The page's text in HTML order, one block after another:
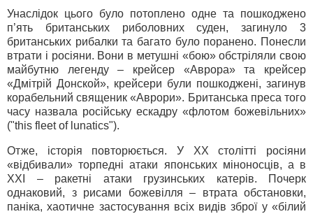
Унаслідок цього було потоплено одне та пошкоджено
п’ять британських риболовних суден, загинуло 3
британських рибалки та багато було поранено. Понесли
втрати і росіяни. Вони в метушні «бою» обстріляли свою
майбутню легенду – крейсер «Аврора» та крейсер
«Дмітрій Донской», крейсери були пошкоджені, загинув
корабельний священик «Аврори». Британська преса того
часу назвала російську ескадру «флотом божевільних»
("this fleet of lunatics").
Отже, історія повторюється. У ХХ столітті росіяни
«відбивали» торпедні атаки японських міноносців, а в
ХХІ – ракетні атаки грузинських катерів. Почерк
однаковий, з рисами божевілля – втрата обстановки,
паніка, хаотичне застосування всіх видів зброї у «білий